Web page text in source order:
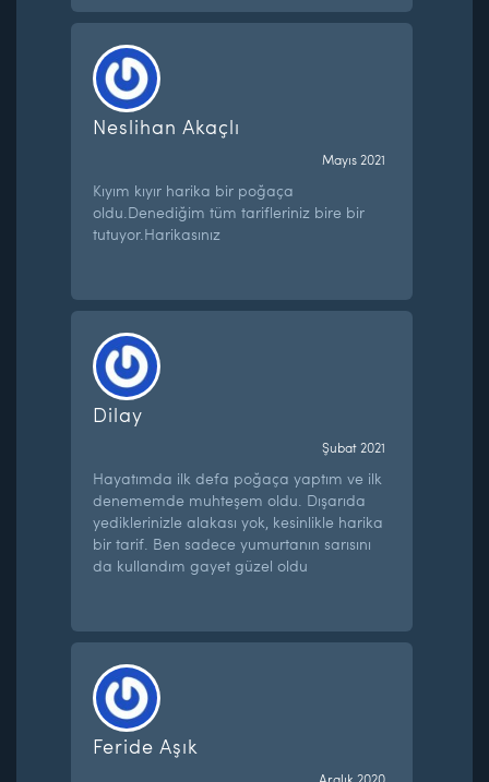
Neslihan Akaçlı
Mayıs 2021
Kıyım kıyır harika bir poğaça
oldu.Denediğim tüm tarifleriniz bire bir
tutuyor.Harikasınız
Dilay
Şubat 2021
Hayatımda ilk defa poğaça yaptım ve ilk
denememde muhteşem oldu. Dışarıda
yediklerinizle alakası yok, kesinlikle harika
bir tarif. Ben sadece yumurtanın sarısını
da kullandım gayet güzel oldu
Feride Aşık